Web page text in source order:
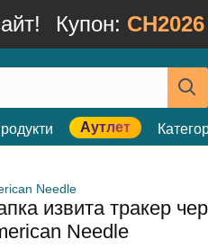
Купон: CH2026
Аутлет
Needle
извита тракер
Needle